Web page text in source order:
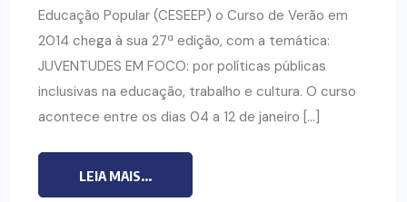
Educação Popular (CESEEP) o Curso de Verão em
2014 chega à sua 27ª edição, com a temática:
JUVENTUDES EM FOCO: por políticas públicas
inclusivas na educação, trabalho e cultura. O curso
acontece entre os dias 04 a 12 de janeiro […]
LEIA MAIS...